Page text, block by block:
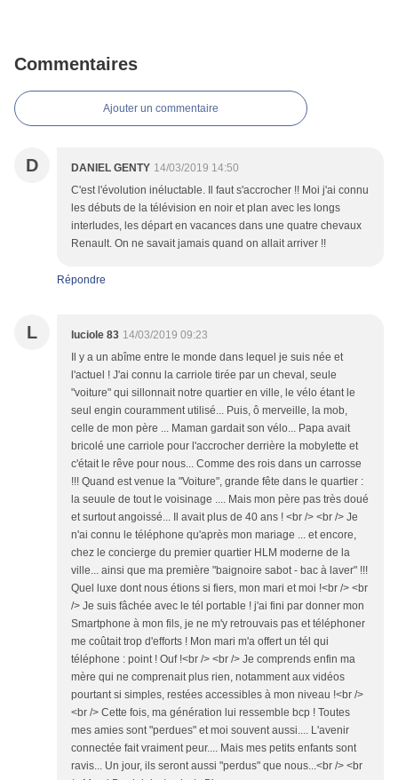
Commentaires
Ajouter un commentaire
D DANIEL GENTY 14/03/2019 14:50
C'est l'évolution inéluctable. Il faut s'accrocher !! Moi j'ai connu
les débuts de la télévision en noir et plan avec les longs
interludes, les départ en vacances dans une quatre chevaux
Renault. On ne savait jamais quand on allait arriver !!
Répondre
L luciole 83 14/03/2019 09:23
Il y a un abîme entre le monde dans lequel je suis née et
l'actuel ! J'ai connu la carriole tirée par un cheval, seule
"voiture" qui sillonnait notre quartier en ville, le vélo étant le
seul engin couramment utilisé... Puis, ô merveille, la mob,
celle de mon père ... Maman gardait son vélo... Papa avait
bricolé une carriole pour l'accrocher derrière la mobylette et
c'était le rêve pour nous... Comme des rois dans un carrosse
!!! Quand est venue la "Voiture", grande fête dans le quartier :
la seuule de tout le voisinage .... Mais mon père pas très doué
et surtout angoissé... Il avait plus de 40 ans ! <br /> <br /> Je
n'ai connu le téléphone qu'après mon mariage ... et encore,
chez le concierge du premier quartier HLM moderne de la
ville... ainsi que ma première "baignoire sabot - bac à laver" !!!
Quel luxe dont nous étions si fiers, mon mari et moi !<br /> <br
/> Je suis fâchée avec le tél portable ! j'ai fini par donner mon
Smartphone à mon fils, je ne m'y retrouvais pas et téléphoner
me coûtait trop d'efforts ! Mon mari m'a offert un tél qui
téléphone : point ! Ouf !<br /> <br /> Je comprends enfin ma
mère qui ne comprenait plus rien, notamment aux vidéos
pourtant si simples, restées accessibles à mon niveau !<br />
<br /> Cette fois, ma génération lui ressemble bcp ! Toutes
mes amies sont "perdues" et moi souvent aussi.... L'avenir
connectée fait vraiment peur.... Mais mes petits enfants sont
ravis... Un jour, ils seront aussi "perdus" que nous...<br /> <br